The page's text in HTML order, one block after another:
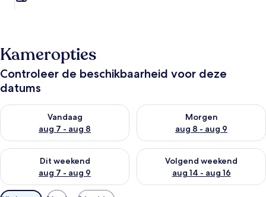
Kameropties
Controleer de beschikbaarheid voor deze
datums
Vandaag
aug 7 - aug 8
De beschikbaarheid controleren voor vanavond aug 7 - aug 8
Morgen
aug 8 - aug 9
De beschikbaarheid
Dit weekend
aug 7 - aug 9
De beschikbaarheid controleren voor dit weekend aug 7 -
Volgend weekend
aug 14 - aug 16
De beschikbaarheid